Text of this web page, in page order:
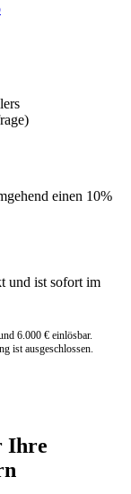
einen 10%
und ist sofort im
6.000 € einlösbar.
ist ausgeschlossen.
Ihre